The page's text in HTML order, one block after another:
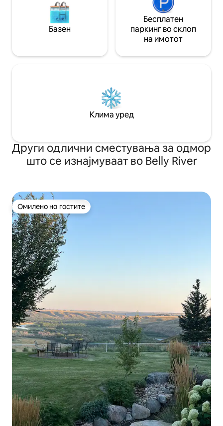
Базен
Бесплатен
паркинг во склоп
на имотот
Клима уред
Други одлични сместувања за одмор
што се изнајмуваат во Belly River
Омилено на гостите
Омилено на гостите